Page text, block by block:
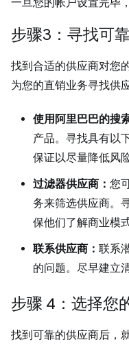
步骤3：寻找可
找到合适的供应商对您
为您的直销业务寻找供
使用阿里巴巴的搜
产品。寻找具有以
保证以尽量降低风险
过滤器供应商： 您
务来筛选供应商。
保他们了解商业模式
联系供应商： 联系
的问题。尽早建立
步骤 4：选择您
找到可靠的供应商后，